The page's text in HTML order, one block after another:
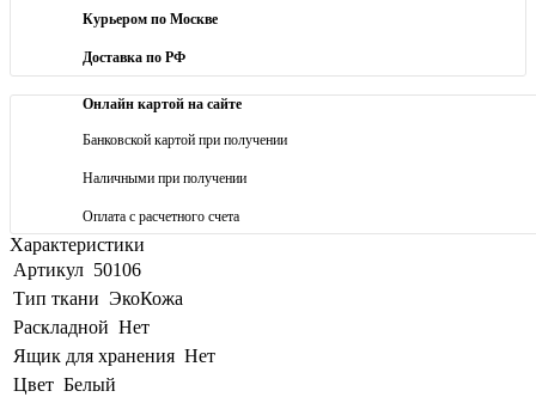
Курьером по Москве
Доставка по РФ
Онлайн картой на сайте
Банковской картой при получении
Наличными при получении
Оплата с расчетного счета
Характеристики
Артикул 50106
Тип ткани ЭкоКожа
Раскладной Нет
Ящик для хранения Нет
Цвет Белый